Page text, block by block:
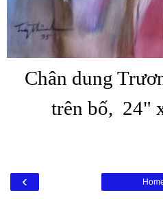
Chân dung
trên bố, 24"
‹